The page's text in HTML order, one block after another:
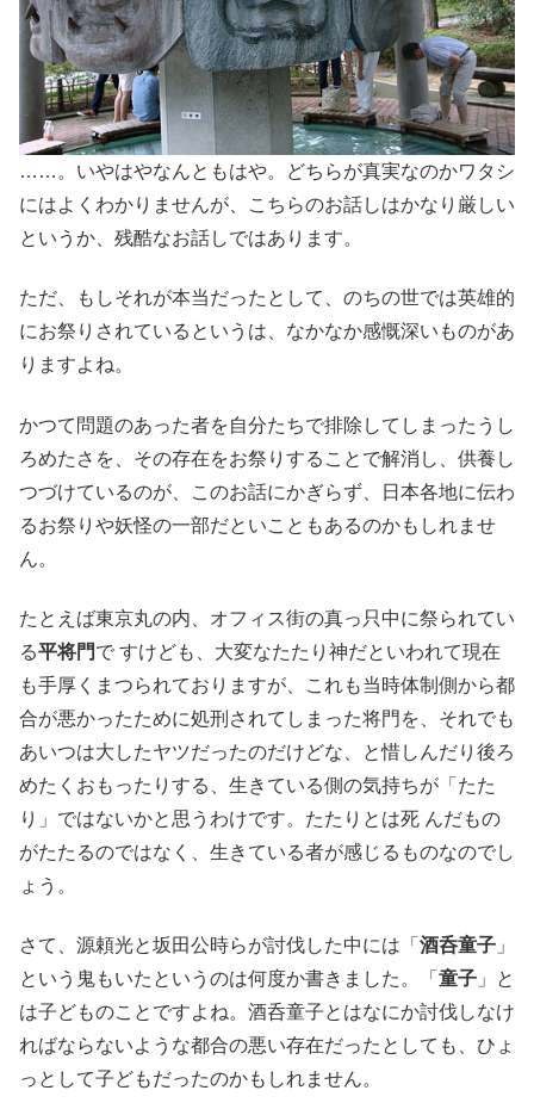
……。いやはやなんともはや。どちらが真実なのかワタシ
にはよくわかりませんが、こちらのお話しはかなり厳しい
というか、残酷なお話しではあります。
ただ、もしそれが本当だったとして、のちの世では英雄的
にお祭りされているというは、なかなか感慨深いものがあ
りますよね。
かつて問題のあった者を自分たちで排除してしまったうし
ろめたさを、その存在をお祭りすることで解消し、供養し
つづけているのが、このお話にかぎらず、日本各地に伝わ
るお祭りや妖怪の一部だといこともあるのかもしれませ
ん。
たとえば東京丸の内、オフィス街の真っ只中に祭られてい
る平将門で すけども、大変なたたり神だといわれて現在
も手厚くまつられておりますが、これも当時体制側から都
合が悪かったために処刑されてしまった将門を、それでも
あいつは大したヤツだったのだけどな、と惜しんだり後ろ
めたくおもったりする、生きている側の気持ちが「たた
り」ではないかと思うわけです。たたりとは死 んだもの
がたたるのではなく、生きている者が感じるものなのでし
ょう。
さて、源頼光と坂田公時らが討伐した中には「 酒呑童子 」
という鬼もいたというのは何度か書きました。「 童子 」と
は子どものことですよね。酒呑童子とはなにか討伐しなけ
ればならないような都合の悪い存在だったとしても、ひょ
っとして子どもだったのかもしれません。